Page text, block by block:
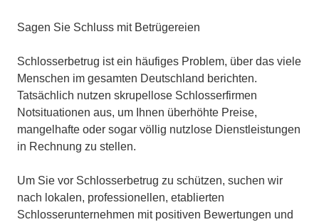
Sagen Sie Schluss mit Betrügereien
Schlosserbetrug ist ein häufiges Problem, über das viele
Menschen im gesamten Deutschland berichten.
Tatsächlich nutzen skrupellose Schlosserfirmen
Notsituationen aus, um Ihnen überhöhte Preise,
mangelhafte oder sogar völlig nutzlose Dienstleistungen
in Rechnung zu stellen.
Um Sie vor Schlosserbetrug zu schützen, suchen wir
nach lokalen, professionellen, etablierten
Schlosserunternehmen mit positiven Bewertungen und